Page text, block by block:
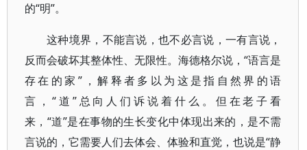
的“明”。
这种境界，不能言说，也不必言说，一有言说，
反而会破坏其整体性、无限性。海德格尔说，“语言是
存在的家”，解释者多以为这是指自然界的语
言，“道”总向人们诉说着什么。但在老子看
来，“道”是在事物的生长变化中体现出来的，是不需
言说的，它需要人们去体会、体验和直觉，也说是“静